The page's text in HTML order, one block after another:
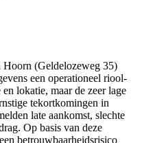
(Geldelozeweg 35)
een operationeel riool-
lokatie, maar de zeer lage
tekortkomingen in
late aankomst, slechte
Op basis van deze
betrouwbaarheidsrisico